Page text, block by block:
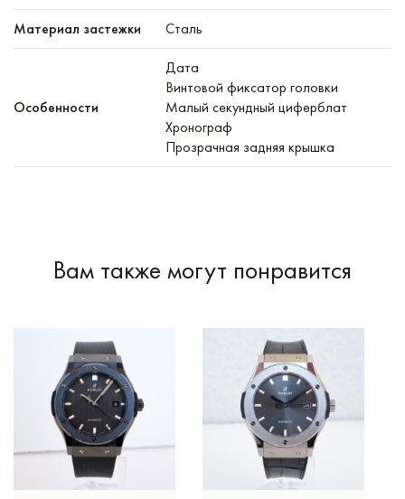
Материал застежки Сталь
Особенности
Дата
Винтовой фиксатор головки
Малый секундный циферблат
Хронограф
Прозрачная задняя крышка
Вам также могут понравится